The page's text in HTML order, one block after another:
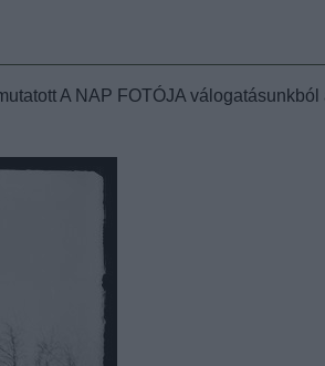
A NAP FOTÓJA